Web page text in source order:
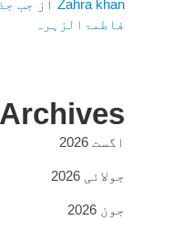
Zahra khanاز جب
فاطمۃالزہرہ
Archives
اگست 2026
جولائی 2026
جون 2026